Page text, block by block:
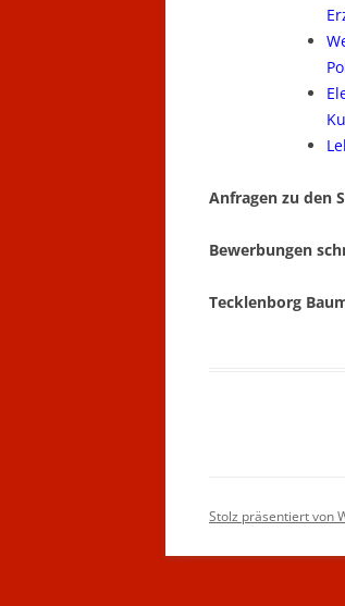
Anfragen zu den
Bewerbungen
Tecklenborg
Stolz präsentiert von